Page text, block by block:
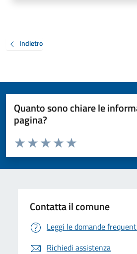
Indietro
Quanto sono chiare le
pagina?
Valuta da 1 a 5 stelle la pagina
Valuta 5 stelle su 5
Valuta 4 stelle su 5
Valuta 3 stelle su 5
Valuta 2 stelle su 5
Valuta 1 stelle su 5
Contatta il comune
Leggi le domande
Richiedi assistenza